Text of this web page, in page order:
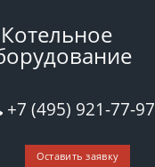
Котельное
+7 (495) 921-77-97
Оставить заявку